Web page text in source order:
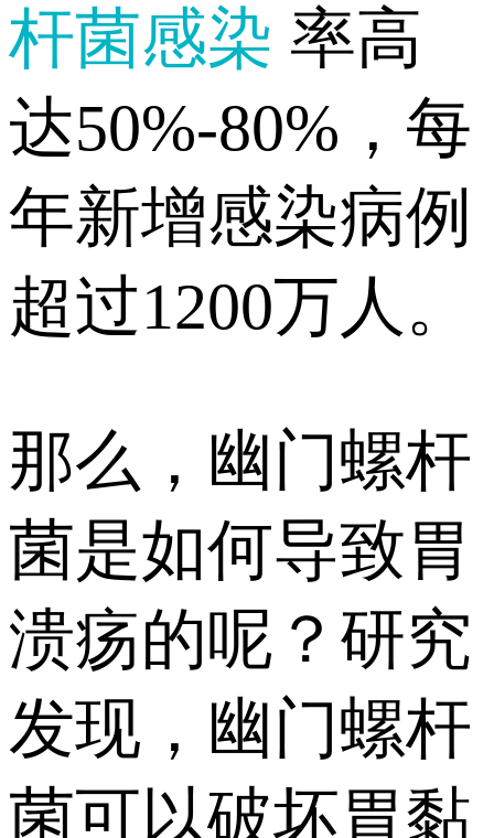
杆菌感染 率高
达50%-80%，每
年新增感染病例
超过1200万人。
那么，幽门螺杆
菌是如何导致胃
溃疡的呢？研究
发现，幽门螺杆
菌可以破坏胃黏